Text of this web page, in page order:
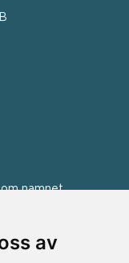
av
namnet
idag en stor
hög
ett av